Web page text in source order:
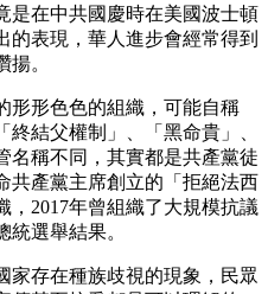
是在中共國慶時在美國波士頓
的表現，華人進步會經常得到
。
形形色色的組織，可能自稱
終結父權制」、「黑命貴」、
名稱不同，其實都是共產黨徒
共產黨主席創立的「拒絕法西
，2017年曾組織了大規模抗議
統選舉結果。
家存在種族歧視的現象，民眾